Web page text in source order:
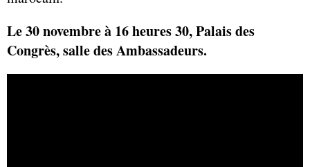
Le 30 novembre à 16 heures 30, Palais des
Congrès, salle des Ambassadeurs.